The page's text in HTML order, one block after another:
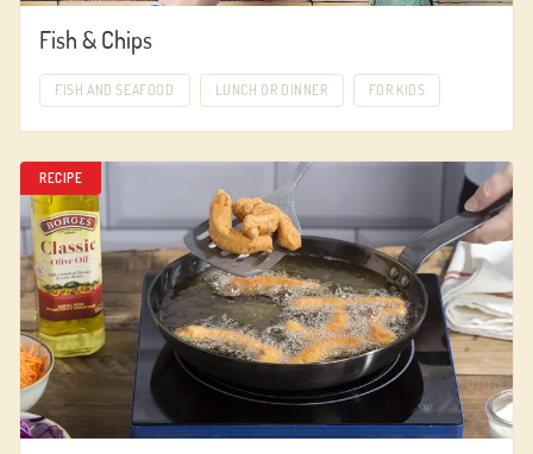
Fish & Chips
FISH AND SEAFOOD LUNCH OR DINNER FOR KIDS
RECIPE